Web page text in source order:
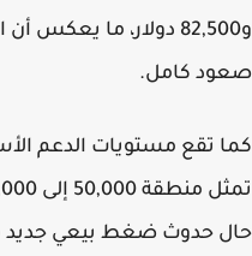
و82,500 دولار، ما يعكس
كامل.
حدوث ضغط بيعي جديد